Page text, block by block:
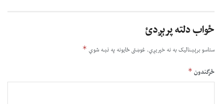
ځواب دلته پرېږدئ
ستاسو برېښناليک به نه خپريږي.غوښتى ځایونه په نښه شوي *
څرگندون*